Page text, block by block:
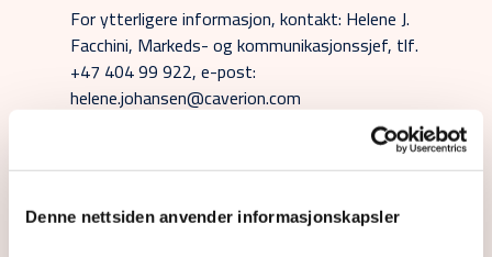
Denne nettsiden anvender informasjonskapsler
For ytterligere informasjon, kontakt: Helene J.
Facchini, Markeds- og kommunikasjonssjef, tlf.
+47 404 99 922, e-post:
helene.johansen@caverion.com